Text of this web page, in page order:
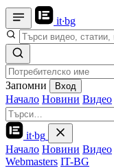
it·bg
Запомни Вход
Начало Новини Видео
it·bg
Начало Новини Видео
Webmasters IT-BG